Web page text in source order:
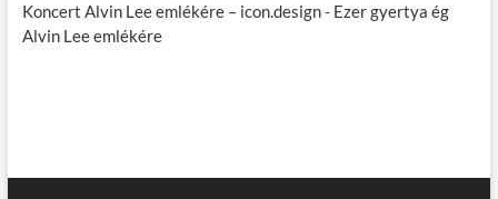
Koncert Alvin Lee emlékére – icon.design- Ezer gyertya ég
Alvin Lee emlékére